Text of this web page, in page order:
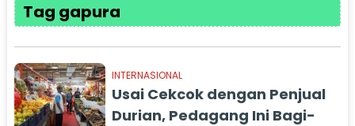
Tag gapura
INTERNASIONAL
Usai Cekcok dengan Penjual
Durian, Pedagang Ini Bagi-